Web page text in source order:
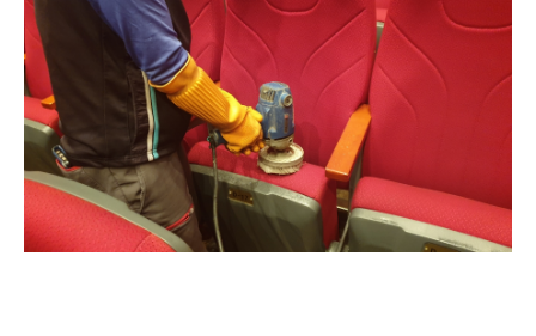
방역
주요업무 및 실적
갤러리